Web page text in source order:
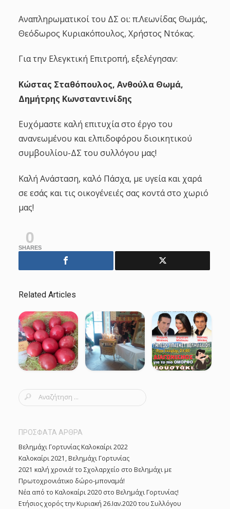
Αναπληρωματικοί του ΔΣ οι: π.Λεωνίδας Θωμάς,
Θεόδωρος Κυριακόπουλος, Χρήστος Ντόκας.
Για την Ελεγκτική Επιτροπή, εξελέγησαν:
Κώστας Σταθόπουλος, Ανθούλα Θωμά,
Δημήτρης Κωνσταντινίδης
Ευχόμαστε καλή επιτυχία στο έργο του
ανανεωμένου και ελπιδοφόρου διοικητικού
συμβουλίου-ΔΣ του συλλόγου μας!
Καλή Ανάσταση, καλό Πάσχα, με υγεία και χαρά
σε εσάς και τις οικογένειές σας κοντά στο χωριό
μας!
0
SHARES
Related Articles
S
r
h
f
o
r
:
ΠΡΟΣΦΑΤΑ ΑΡΘΡΑ
Βελημάχι Γορτυνίας Καλοκαίρι 2022
Καλοκαίρι 2021, Βελημάχι Γορτυνίας
2021 καλή χρονιά! το Σχολαρχείο στο Βελημάχι με
Πρωτοχρονιάτικο δώρο-μποναμά!
Νέα από το Καλοκαίρι 2020 στο Βελημάχι Γορτυνίας!
Ετήσιος χορός την Κυριακή 26.Ιαν.2020 του Συλλόγου